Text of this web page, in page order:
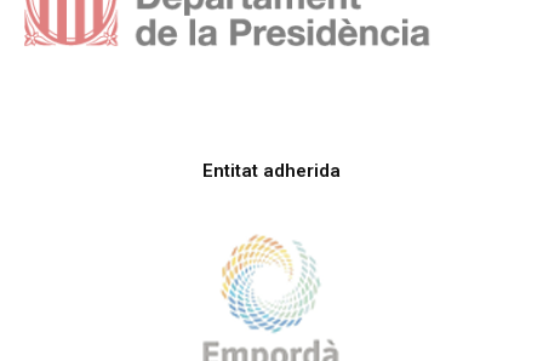
Entitat adherida